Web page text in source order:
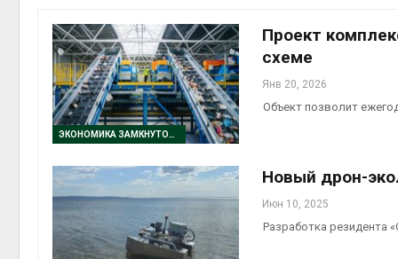
ЭКОНОМИКА ЗАМКНУТОГО ЦИКЛА
Проект
схеме
Янв 20, 2026
Объект позволит
Новый дрон-
Июн 10, 2025
Разработка резидента
Авг 6,